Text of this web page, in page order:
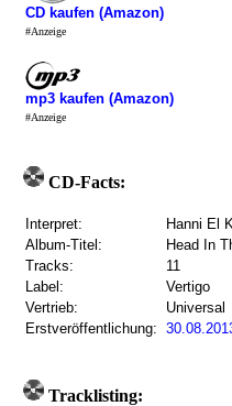
CD kaufen (Amazon)
#Anzeige
mp3 kaufen (Amazon)
#Anzeige
CD-Facts:
Interpret:
Hanni El
Album-Titel:
Head In
Tracks:
11
Label:
Vertigo
Vertrieb:
Universal
Erstveröffentlichung:
Tracklisting: